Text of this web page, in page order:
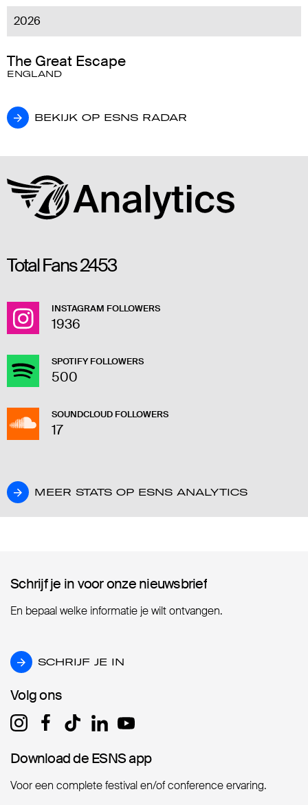
2026
The Great Escape
ENGLAND
BEKIJK OP ESNS RADAR
BEKIJK OP ESNS RADAR
Total Fans2453
INSTAGRAM FOLLOWERS
1936
SPOTIFY FOLLOWERS
500
SOUNDCLOUD FOLLOWERS
17
MEER STATS OP ESNS ANALYTICS
MEER STATS OP ESNS ANALYTICS
Schrijf je in voor onze nieuwsbrief
Schrijf je in voor onze nieuwsbrief
En bepaal welke informatie je wilt ontvangen.
SCHRIJF JE IN
SCHRIJF JE IN
Volg ons
Volg ons
Download de ESNS app
Download de ESNS app
Voor een complete festival en/of conference ervaring.